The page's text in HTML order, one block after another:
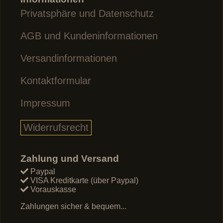
Privatsphäre und Datenschutz
AGB und Kundeninformationen
Versandinformationen
Kontaktformular
Impressum
Widerrufsrecht
Zahlung und Versand
Paypal
VISA Kreditkarte (über Paypal)
Vorauskasse
Zahlungen sicher & bequem...